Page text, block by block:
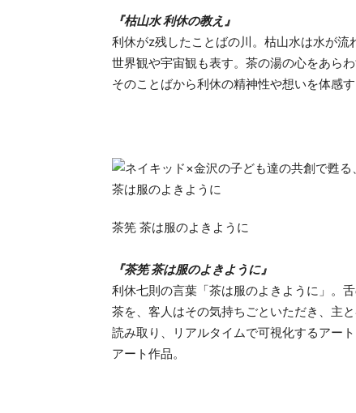
『枯山水 利休の教え』
利休がz残したことばの川。枯山水は水が流
世界観や宇宙観も表す。茶の湯の心をあら
そのことばから利休の精神性や想いを体感す
茶筅 茶は服のよきように
『茶筅 茶は服のよきように』
利休七則の言葉「茶は服のよきように」。
茶を、客人はその気持ちごといただき、主
読み取り、リアルタイムで可視化するアー
アート作品。